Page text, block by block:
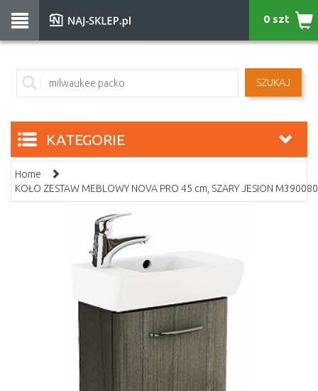
SZUKAJ
0 szt
KATEGORIE
Home
KOŁO ZESTAW MEBLOWY NOVA PRO 45 cm, SZARY JESION